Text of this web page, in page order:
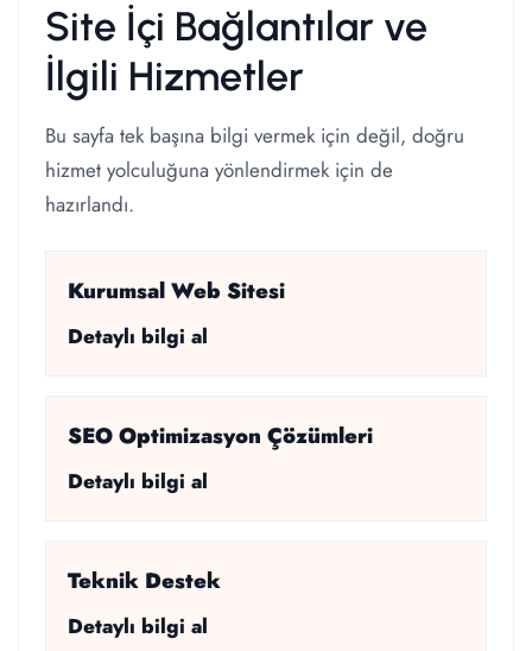
Site İçi Bağlantılar ve
İlgili Hizmetler
Bu sayfa tek başına bilgi vermek için değil, doğru
hizmet yolculuğuna yönlendirmek için de
hazırlandı.
Kurumsal Web Sitesi
Detaylı bilgi al
SEO Optimizasyon Çözümleri
Detaylı bilgi al
Teknik Destek
Detaylı bilgi al